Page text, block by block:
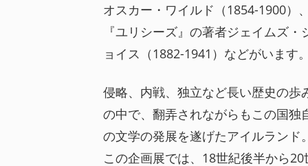
オスカー・ワイルド（1854-1900）
『ユリシーズ』の著者ジェイムズ・
ョイス（1882-1941）などがいます
侵略、内戦、独立など長い歴史の歩
の中で、翻弄されながらもこの国独
の文学の発展を遂げたアイルランド
この企画展では、18世紀後半から20